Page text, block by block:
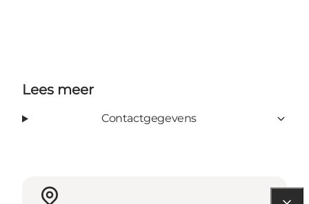
Lees meer
Contactgegevens